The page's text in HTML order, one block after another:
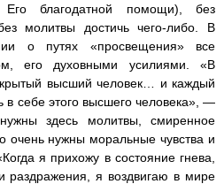
благодатной помощи), без
молитвы достичь чего-либо. В
о путях «просвещения» все
его духовными усилиями. «В
высший человек… и каждый
в себе этого высшего человека», —
здесь молитвы, смиренное
нужны моральные чувства и
я прихожу в состояние гнева,
я воздвигаю в мире